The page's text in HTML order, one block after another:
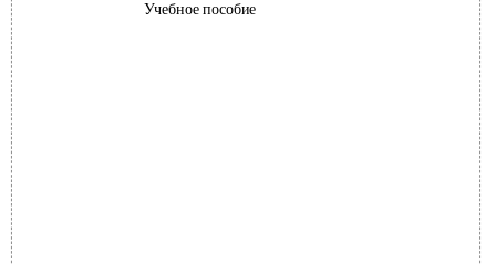
Учебное пособие